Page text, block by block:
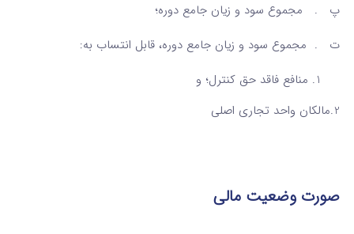
پ . مجموع سود و زیان جامع دوره؛
ت . مجموع سود و زیان جامع دوره، قابل انتساب به:
منافع فاقد حق کنترل؛ و
2.مالکان واحد تجاری اصلی
صورت وضعیت مالی